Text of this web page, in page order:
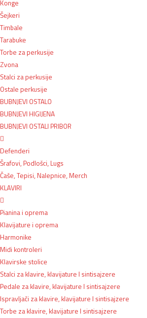
Konge
Šejkeri
Timbale
Tarabuke
Torbe za perkusije
Zvona
Stalci za perkusije
Ostale perkusije
BUBNJEVI OSTALO
BUBNJEVI HIGIJENA
BUBNJEVI OSTALI PRIBOR
Defenderi
Šrafovi, Podlošci, Lugs
Čaše, Tepisi, Nalepnice, Merch
KLAVIRI
Pianina i oprema
Klavijature i oprema
Harmonike
Midi kontroleri
Klavirske stolice
Stalci za klavire, klavijature I sintisajzere
Pedale za klavire, klavijature I sintisajzere
Ispravljači za klavire, klavijature I sintisajzere
Torbe za klavire, klavijature I sintisajzere